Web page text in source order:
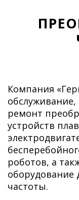
Компания
ремонт
устройств
роботов, а
оборудование
частоты.